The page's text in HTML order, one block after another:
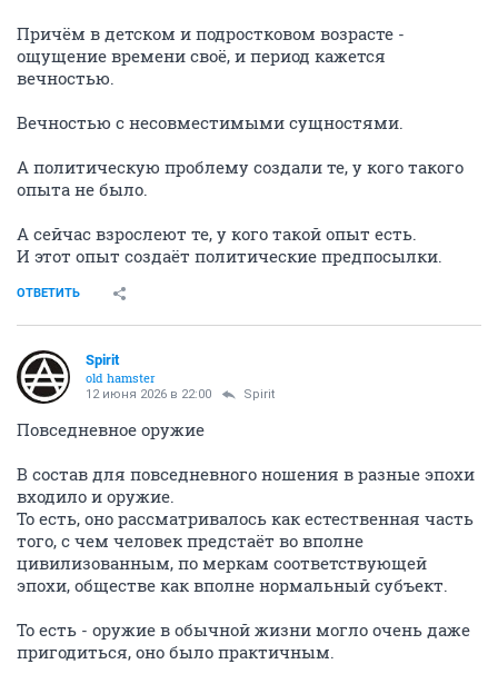
Причём в детском и подростковом возрасте -
ощущение времени своё, и период кажется
вечностью.
Вечностью с несовместимыми сущностями.
А политическую проблему создали те, у кого такого
опыта не было.
А сейчас взрослеют те, у кого такой опыт есть.
И этот опыт создаёт политические предпосылки.
ОТВЕТИТЬ
Spirit
old hamster
12 июня 2026 в 22:00 Spirit
Повседневное оружие
В состав для повседневного ношения в разные эпохи
входило и оружие.
То есть, оно рассматривалось как естественная часть
того, с чем человек предстаёт во вполне
цивилизованным, по меркам соответствующей
эпохи, обществе как вполне нормальный субъект.
То есть - оружие в обычной жизни могло очень даже
пригодиться, оно было практичным.